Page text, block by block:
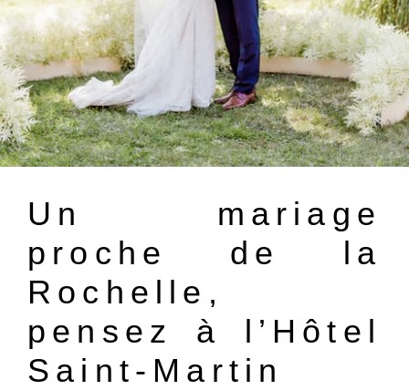
Un mariage
proche de la
Rochelle,
pensez à l’Hôtel
Saint-Martin